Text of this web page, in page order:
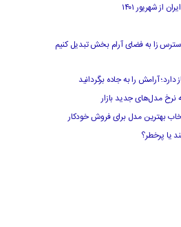
از شهریور ۱۴۰۱
زا به فضای آرام بخش تبدیل کنیم
آرامش را به جاده برگردانید
نرخ مدل‌های جدید بازار
بهترین مدل برای فروش خودکار
یا پرخطر؟